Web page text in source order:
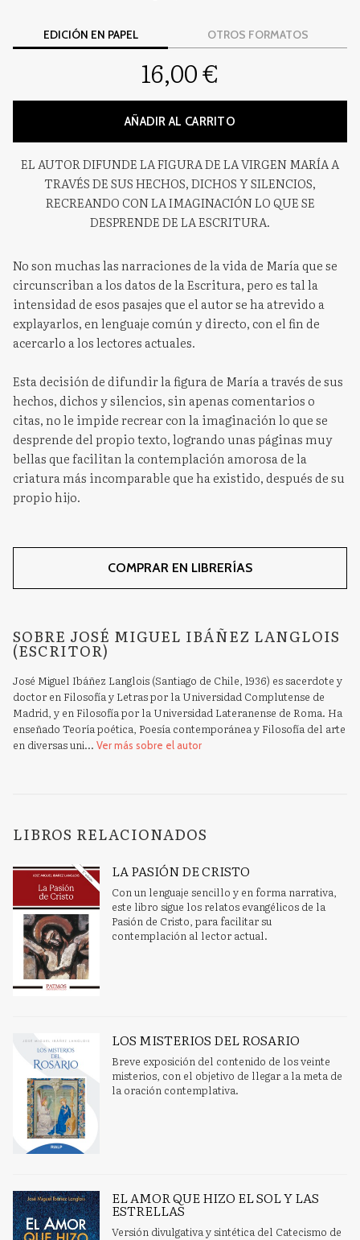
EDICIÓN EN PAPEL OTROS FORMATOS
16,00 €
AÑADIR AL CARRITO
EL AUTOR DIFUNDE LA FIGURA DE LA VIRGEN MARÍA A
TRAVÉS DE SUS HECHOS, DICHOS Y SILENCIOS,
RECREANDO CON LA IMAGINACIÓN LO QUE SE
DESPRENDE DE LA ESCRITURA.
No son muchas las narraciones de la vida de María que se
circunscriban a los datos de la Escritura, pero es tal la
intensidad de esos pasajes que el autor se ha atrevido a
explayarlos, en lenguaje común y directo, con el fin de
acercarlo a los lectores actuales.
Esta decisión de difundir la figura de María a través de sus
hechos, dichos y silencios, sin apenas comentarios o
citas, no le impide recrear con la imaginación lo que se
desprende del propio texto, logrando unas páginas muy
bellas que facilitan la contemplación amorosa de la
criatura más incomparable que ha existido, después de su
propio hijo.
COMPRAR EN LIBRERÍAS
SOBRE JOSÉ MIGUEL IBÁÑEZ LANGLOIS
(ESCRITOR)
José Miguel Ibáñez Langlois (Santiago de Chile, 1936) es sacerdote y
doctor en Filosofía y Letras por la Universidad Complutense de
Madrid, y en Filosofía por la Universidad Lateranense de Roma. Ha
enseñado Teoría poética, Poesía contemporánea y Filosofía del arte
en diversas uni... Ver más sobre el autor
LIBROS RELACIONADOS
LA PASIÓN DE CRISTO
Con un lenguaje sencillo y en forma narrativa,
este libro sigue los relatos evangélicos de la
Pasión de Cristo, para facilitar su
contemplación al lector actual.
LOS MISTERIOS DEL ROSARIO
Breve exposición del contenido de los veinte
misterios, con el objetivo de llegar a la meta de
la oración contemplativa.
EL AMOR QUE HIZO EL SOL Y LAS
ESTRELLAS
Versión divulgativa y sintética del Catecismo de